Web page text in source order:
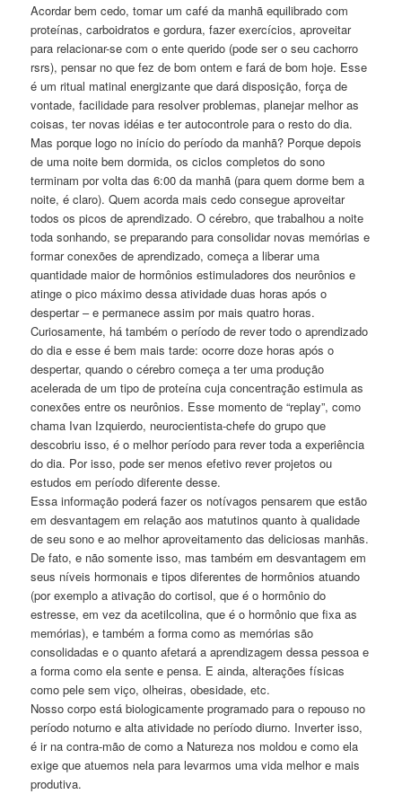
Acordar bem cedo, tomar um café da manhã equilibrado com
proteínas, carboidratos e gordura, fazer exercícios, aproveitar
para relacionar-se com o ente querido (pode ser o seu cachorro
rsrs), pensar no que fez de bom ontem e fará de bom hoje. Esse
é um ritual matinal energizante que dará disposição, força de
vontade, facilidade para resolver problemas, planejar melhor as
coisas, ter novas idéias e ter autocontrole para o resto do dia.
Mas porque logo no início do período da manhã? Porque depois
de uma noite bem dormida, os ciclos completos do sono
terminam por volta das 6:00 da manhã (para quem dorme bem a
noite, é claro). Quem acorda mais cedo consegue aproveitar
todos os picos de aprendizado. O cérebro, que trabalhou a noite
toda sonhando, se preparando para consolidar novas memórias e
formar conexões de aprendizado, começa a liberar uma
quantidade maior de hormônios estimuladores dos neurônios e
atinge o pico máximo dessa atividade duas horas após o
despertar – e permanece assim por mais quatro horas.
Curiosamente, há também o período de rever todo o aprendizado
do dia e esse é bem mais tarde: ocorre doze horas após o
despertar, quando o cérebro começa a ter uma produção
acelerada de um tipo de proteína cuja concentração estimula as
conexões entre os neurônios. Esse momento de “replay”, como
chama Ivan Izquierdo, neurocientista-chefe do grupo que
descobriu isso, é o melhor período para rever toda a experiência
do dia. Por isso, pode ser menos efetivo rever projetos ou
estudos em período diferente desse.
Essa informação poderá fazer os notívagos pensarem que estão
em desvantagem em relação aos matutinos quanto à qualidade
de seu sono e ao melhor aproveitamento das deliciosas manhãs.
De fato, e não somente isso, mas também em desvantagem em
seus níveis hormonais e tipos diferentes de hormônios atuando
(por exemplo a ativação do cortisol, que é o hormônio do
estresse, em vez da acetilcolina, que é o hormônio que fixa as
memórias), e também a forma como as memórias são
consolidadas e o quanto afetará a aprendizagem dessa pessoa e
a forma como ela sente e pensa. E ainda, alterações físicas
como pele sem viço, olheiras, obesidade, etc.
Nosso corpo está biologicamente programado para o repouso no
período noturno e alta atividade no período diurno. Inverter isso,
é ir na contra-mão de como a Natureza nos moldou e como ela
exige que atuemos nela para levarmos uma vida melhor e mais
produtiva.